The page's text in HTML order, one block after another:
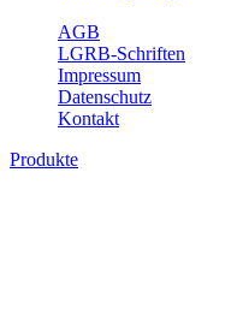
AGB
LGRB-Schriften
Impressum
Datenschutz
Kontakt
Produkte